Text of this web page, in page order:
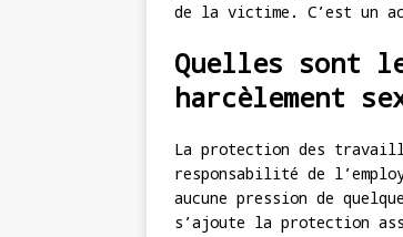
de la victime. C’est un
Quelles sont
harcèlement
La protection des
responsabilité de
aucune pression de
s’ajoute la protection